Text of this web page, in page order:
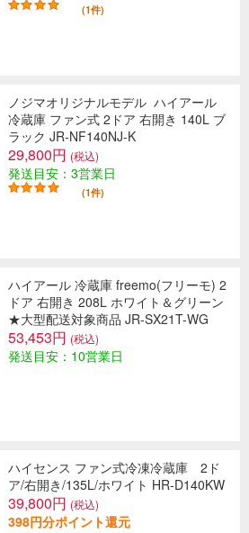
(1件)
ノジマオリジナルモデル ハイアール
冷蔵庫 ファン式 2ドア 右開き 140L ブ
ラック JR-NF140NJ-K
29,800円 (税込)
発送目安：3営業日
(1件)
ハイアール 冷蔵庫 freemo(フリーモ) 2
ドア 右開き 208L ホワイト＆グリーン
★大型配送対象商品 JR-SX21T-WG
53,453円 (税込)
発送目安：10営業日
ハイセンス ファン式冷凍冷蔵庫 2ド
ア/右開き/135L/ホワイト HR-D140KW
39,800円 (税込)
398円分ポイント還元